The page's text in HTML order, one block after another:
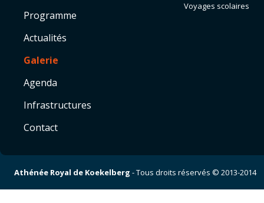
Programme
Actualités
Galerie
Agenda
Infrastructures
Contact
Voyages scolaires
Athénée Royal de Koekelberg - Tous droits réservés © 2013-2014